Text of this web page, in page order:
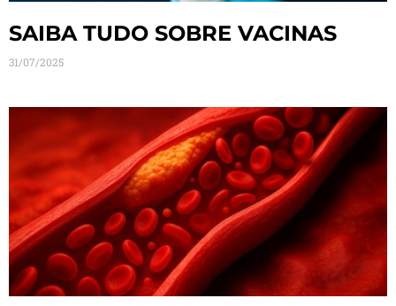
SAIBA TUDO SOBRE VACINAS
31/07/2025